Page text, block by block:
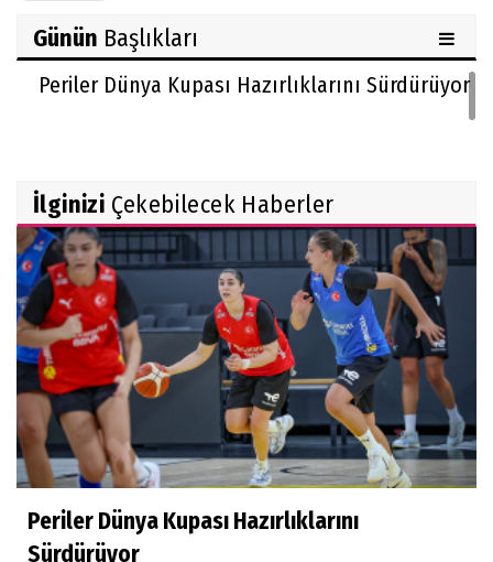
Günün Başlıkları
Periler Dünya Kupası Hazırlıklarını Sürdürüyor
İlginizi Çekebilecek Haberler
Periler Dünya Kupası Hazırlıklarını
Sürdürüyor